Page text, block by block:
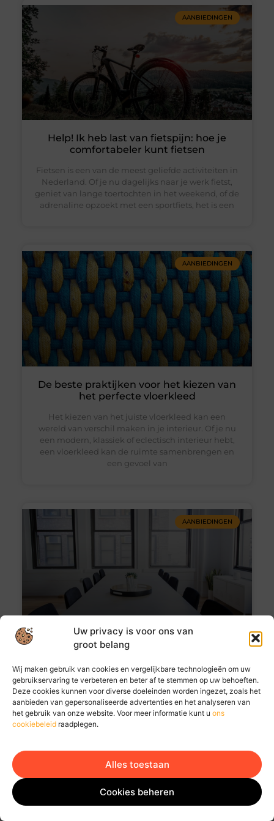
Uw privacy is voor ons van
groot belang
Wij maken gebruik van cookies en vergelijkbare technologieën om uw
gebruikservaring te verbeteren en beter af te stemmen op uw behoeften.
Deze cookies kunnen voor diverse doeleinden worden ingezet, zoals het
aanbieden van gepersonaliseerde advertenties en het analyseren van
het gebruik van onze website. Voor meer informatie kunt u ons
cookiebeleid raadplegen.
Alles toestaan
Cookies beheren
Ga Naar
AANBIEDINGEN
Help! Ik heb last van fietspijn: hoe je
comfortabeler kunt fietsen
Fietsen is een van de meest geliefde activiteiten in
Nederland. Of je nu dagelijks naar je werk fietst,
geniet van lange toertochten in het weekend, of de
adrenaline opzoekt met een sportfiets, het is een
AANBIEDINGEN
De beste praktijken voor het kiezen van
het perfecte vloerkleed
Het kiezen van het juiste vloerkleed kan een
wereld van verschil maken in je interieur. Of je nu
een modern, klassiek of eclectisch interieur hebt,
een vloerkleed kan de ruimte samenbrengen en
een gevoel van
AANBIEDINGEN
De geschiedenis van flexibele
werkplekken: van kantoor naar Goodflex
De manier waarop we werken is de afgelopen
decennia drastisch veranderd. Waar vroeger de
traditionele kantoortuin de norm was, zien we
tegenwoordig een verschuiving naar meer
flexibele werkplekken. Deze evolutie is niet alleen